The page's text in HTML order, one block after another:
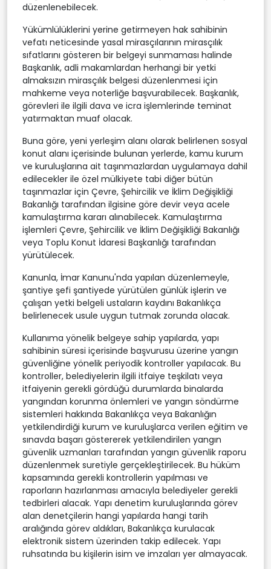
düzenlenebilecek.
Yükümlülüklerini yerine getirmeyen hak sahibinin
vefatı neticesinde yasal mirasçılarının mirasçılık
sıfatlarını gösteren bir belgeyi sunmaması halinde
Başkanlık, adli makamlardan herhangi bir yetki
almaksızın mirasçılık belgesi düzenlenmesi için
mahkeme veya noterliğe başvurabilecek. Başkanlık,
görevleri ile ilgili dava ve icra işlemlerinde teminat
yatırmaktan muaf olacak.
Buna göre, yeni yerleşim alanı olarak belirlenen sosyal
konut alanı içerisinde bulunan yerlerde, kamu kurum
ve kuruluşlarına ait taşınmazlardan uygulamaya dahil
edilecekler ile özel mülkiyete tabi diğer bütün
taşınmazlar için Çevre, Şehircilik ve İklim Değişikliği
Bakanlığı tarafından ilgisine göre devir veya acele
kamulaştırma kararı alınabilecek. Kamulaştırma
işlemleri Çevre, Şehircilik ve İklim Değişikliği Bakanlığı
veya Toplu Konut İdaresi Başkanlığı tarafından
yürütülecek.
Kanunla, İmar Kanunu'nda yapılan düzenlemeyle,
şantiye şefi şantiyede yürütülen günlük işlerin ve
çalışan yetki belgeli ustaların kaydını Bakanlıkça
belirlenecek usule uygun tutmak zorunda olacak.
Kullanıma yönelik belgeye sahip yapılarda, yapı
sahibinin süresi içerisinde başvurusu üzerine yangın
güvenliğine yönelik periyodik kontroller yapılacak. Bu
kontroller, belediyelerin ilgili itfaiye teşkilatı veya
itfaiyenin gerekli gördüğü durumlarda binalarda
yangından korunma önlemleri ve yangın söndürme
sistemleri hakkında Bakanlıkça veya Bakanlığın
yetkilendirdiği kurum ve kuruluşlarca verilen eğitim ve
sınavda başarı göstererek yetkilendirilen yangın
güvenlik uzmanları tarafından yangın güvenlik raporu
düzenlenmek suretiyle gerçekleştirilecek. Bu hüküm
kapsamında gerekli kontrollerin yapılması ve
raporların hazırlanması amacıyla belediyeler gerekli
tedbirleri alacak. Yapı denetim kuruluşlarında görev
alan denetçilerin hangi yapılarda hangi tarih
aralığında görev aldıkları, Bakanlıkça kurulacak
elektronik sistem üzerinden takip edilecek. Yapı
ruhsatında bu kişilerin isim ve imzaları yer almayacak.